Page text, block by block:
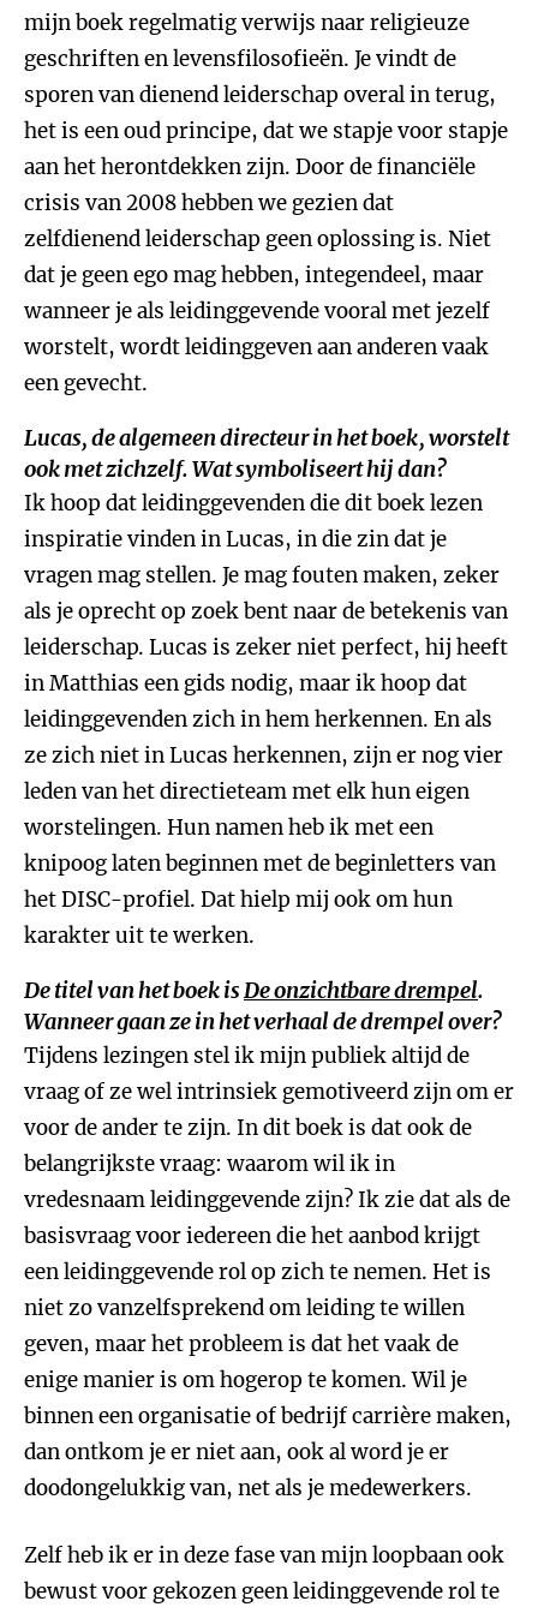
mijn boek regelmatig verwijs naar religieuze
geschriften en levensfilosofieën. Je vindt de
sporen van dienend leiderschap overal in terug,
het is een oud principe, dat we stapje voor stapje
aan het herontdekken zijn. Door de financiële
crisis van 2008 hebben we gezien dat
zelfdienend leiderschap geen oplossing is. Niet
dat je geen ego mag hebben, integendeel, maar
wanneer je als leidinggevende vooral met jezelf
worstelt, wordt leidinggeven aan anderen vaak
een gevecht.
Lucas, de algemeen directeur in het boek, worstelt
ook met zichzelf. Wat symboliseert hij dan?
Ik hoop dat leidinggevenden die dit boek lezen
inspiratie vinden in Lucas, in die zin dat je
vragen mag stellen. Je mag fouten maken, zeker
als je oprecht op zoek bent naar de betekenis van
leiderschap. Lucas is zeker niet perfect, hij heeft
in Matthias een gids nodig, maar ik hoop dat
leidinggevenden zich in hem herkennen. En als
ze zich niet in Lucas herkennen, zijn er nog vier
leden van het directieteam met elk hun eigen
worstelingen. Hun namen heb ik met een
knipoog laten beginnen met de beginletters van
het DISC-profiel. Dat hielp mij ook om hun
karakter uit te werken.
De titel van het boek isDe onzichtbare drempel.
Wanneer gaan ze in het verhaal de drempel over?
Tijdens lezingen stel ik mijn publiek altijd de
vraag of ze wel intrinsiek gemotiveerd zijn om er
voor de ander te zijn. In dit boek is dat ook de
belangrijkste vraag: waarom wil ik in
vredesnaam leidinggevende zijn? Ik zie dat als de
basisvraag voor iedereen die het aanbod krijgt
een leidinggevende rol op zich te nemen. Het is
niet zo vanzelfsprekend om leiding te willen
geven, maar het probleem is dat het vaak de
enige manier is om hogerop te komen. Wil je
binnen een organisatie of bedrijf carrière maken,
dan ontkom je er niet aan, ook al word je er
doodongelukkig van, net als je medewerkers.
Zelf heb ik er in deze fase van mijn loopbaan ook
bewust voor gekozen geen leidinggevende rol te